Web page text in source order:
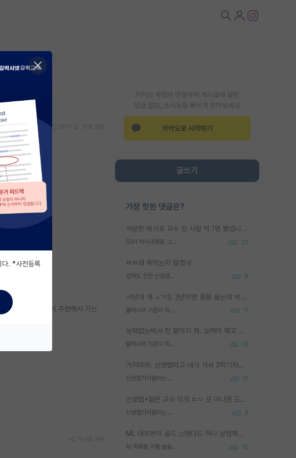
카카오 계정과 연동하여 게시글에 달린
댓글 알람, 소식등을 빠르게 받아보세요
카카오로 시작하기
글쓰기
가장 핫한 댓글은?
서성한 박사로 교수 된 사람 딱 1명 봤습니다. 근데 지방대 박사로 교수된 거는 기적이 일어나야되요. 서성한 학부부터여도 빡센게 교수임용일텐데 지방대박사로 무슨 교수가 되나요...... 중소기업/중견기업 팀장급/연구소장급이나 될거 같네요.
SSH 박사과정을 그만두고 지방대 박사로 옮기면 교수의 꿈은 끝일까요? 20
ㅉㅉ왜 욕먹는지 알겠네
입학도 안한 신입생이 원래 관심을 받나요 9
서당개 개 ㅅㄲ도 3년이면 풍월 읊는데 박사 5년 이상 대리고 있으면서 물된건 교수 탓 맞는ㄱ게 거기가 서당이 아니란 소리임
물박사의 기준이 뭐임? 11
능력없는박사 란 말이지 뭐. 능력이 뭐고 능력이 있다는게 뭔지는 사람마다 기준이 다르니까 얘기해봐야 서로 자기 기준만 얘기해서 논쟁이 끝이 안나고. 주위에서 능력있고 야심있는 신입생이 교수가 유의미한 피드백을 아예 안주면서 제대로된 과제에 참여해볼 기회도 제공하지 않고 잡일 뺑뺑이만 돌려서 맨날 단순작업만 하면서 밤새다가 눈빛이 점점 죽어가는걸 본 사람은 물박사는 교수탓이라고 하고, 교수는 이것저것 알려도 주고 기회도 주고 사수 동기 붙여주면서 어떻게든 끌고가려고 하는데 본인이 매일 뺀질거리면서 출근 하는둥마는둥 하다가 기껏 와서도 폰이나 쳐다보다가 실험 망치고 저녁약속있어서 먼저 가볼게요~ 하는걸 본 사람은 물박사는 본인탓이라고 함.
물박사의 기준이 뭐임? 13
가지마라. 신생랩이고 내가 석사 3학기차인데 최고참인데 나도 아무것도 모르는데 교수가 후배들 왜 논문 교육 안시키냐. 논문 왜 안 써오냐 닦달한다
신생랩가지말라는 이유가 있었구나 12
신생랩+젊은 교수 이게 ㄹㅇ 모 아니면 도인듯.
신생랩가지말라는 이유가 있었구나 9
ML 대부분이 골드 스탠다드 하나 상정해놓고 (벤치마크 데이터셋이 여러 개면 여러 개 상정) 그거 얼마나 잘 맞추나 싸움임 가끔 번뜩이는 설계 철학을 보여주는 논문들도 있지만 대부분 그거 성적 얼마나 더 올리느라에 혈안이 되어 있는 측면이 잇음
AI 학회들 거품 슬슬 지적이 나오네요 10
스크랩 신고하기
데 보통 교수님이 추천해서 가는
다. *사전등록